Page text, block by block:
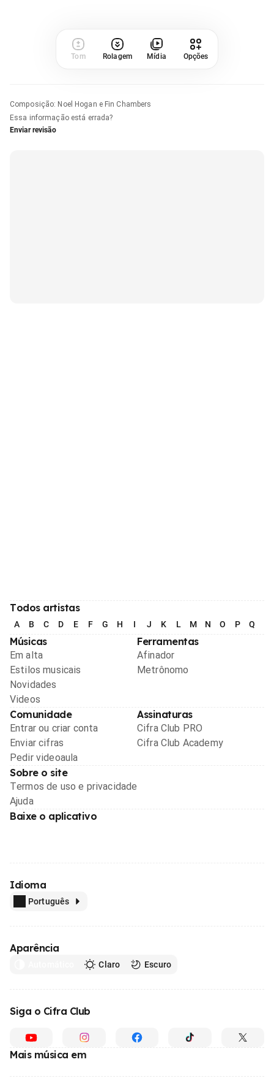
Tom Rolagem Mídia Opções
Composição: Noel Hogan e Fin Chambers
Essa informação está errada?
Enviar revisão
Todos artistas
A B C D E F G H I J K L M N O P Q
Músicas
Em alta
Estilos musicais
Novidades
Videos
Ferramentas
Afinador
Metrônomo
Comunidade
Entrar ou criar conta
Enviar cifras
Pedir videoaula
Assinaturas
Cifra Club PRO
Cifra Club Academy
Sobre o site
Termos de uso e privacidade
Ajuda
Baixe o aplicativo
Idioma
Português
Aparência
Claro Escuro
Siga o Cifra Club
Mais música em